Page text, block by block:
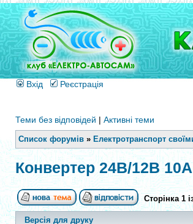
Вхід Реєстрація
Теми без відповідей | Активні теми
Список форумів » Електротранспорт
Конвертер 24В/12В 10А
Сторінка1
Версія для друку